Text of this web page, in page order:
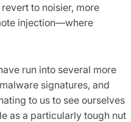
to noisier, more
injection—where
run into several more
signatures, and
to us to see ourselves
as a particularly tough nut